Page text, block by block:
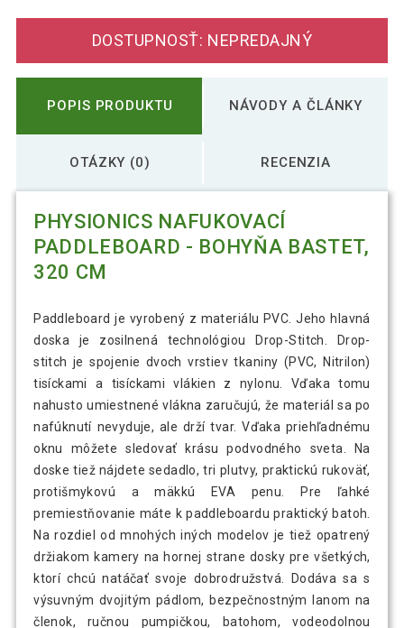
DOSTUPNOSŤ: NEPREDAJNÝ
POPIS PRODUKTU NÁVODY A ČLÁNKY
OTÁZKY (0) RECENZIA
PHYSIONICS NAFUKOVACÍ
PADDLEBOARD - BOHYŇA BASTET,
320 CM
Paddleboard je vyrobený z materiálu PVC. Jeho hlavná
doska je zosilnená technológiou Drop-Stitch. Drop-
stitch je spojenie dvoch vrstiev tkaniny (PVC, Nitrilon)
tisíckami a tisíckami vlákien z nylonu. Vďaka tomu
nahusto umiestnené vlákna zaručujú, že materiál sa po
nafúknutí nevyduje, ale drží tvar. Vďaka priehľadnému
oknu môžete sledovať krásu podvodného sveta. Na
doske tiež nájdete sedadlo, tri plutvy, praktickú rukoväť,
protišmykovú a mäkkú EVA penu. Pre ľahké
premiestňovanie máte k paddleboardu praktický batoh.
Na rozdiel od mnohých iných modelov je tiež opatrený
držiakom kamery na hornej strane dosky pre všetkých,
ktorí chcú natáčať svoje dobrodružstvá. Dodáva sa s
výsuvným dvojitým pádlom, bezpečnostným lanom na
členok, ručnou pumpičkou, batohom, vodeodolnou